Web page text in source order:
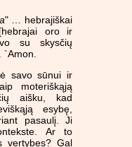
" … hebrajiškai
oro ir
su skysčių
savo sūnui ir
moteriškąją
aišku, kad
esybę,
pasaulį. Ji
Ar to
vertybes? Gal